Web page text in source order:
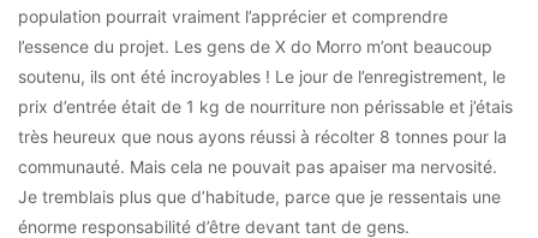
population pourrait vraiment l’apprécier et comprendre
l’essence du projet. Les gens de X do Morro m’ont beaucoup
soutenu, ils ont été incroyables ! Le jour de l’enregistrement, le
prix d’entrée était de 1 kg de nourriture non périssable et j’étais
très heureux que nous ayons réussi à récolter 8 tonnes pour la
communauté. Mais cela ne pouvait pas apaiser ma nervosité.
Je tremblais plus que d’habitude, parce que je ressentais une
énorme responsabilité d’être devant tant de gens.